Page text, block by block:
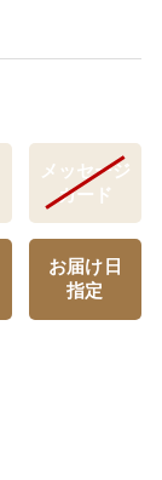
メッセージ
カード
お届け日
指定